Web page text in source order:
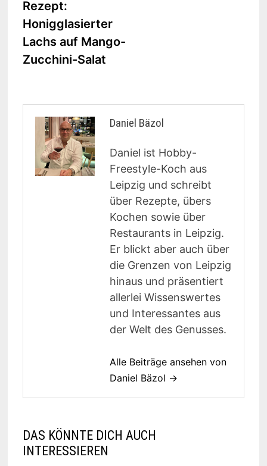
Rezept:
Honigglasierter
Lachs auf Mango-
Zucchini-Salat
Daniel Bäzol
Daniel ist Hobby-
Freestyle-Koch aus
Leipzig und schreibt
über Rezepte, übers
Kochen sowie über
Restaurants in Leipzig.
Er blickt aber auch über
die Grenzen von Leipzig
hinaus und präsentiert
allerlei Wissenswertes
und Interessantes aus
der Welt des Genusses.
Alle Beiträge ansehen von
Daniel Bäzol →
DAS KÖNNTE DICH AUCH
INTERESSIEREN